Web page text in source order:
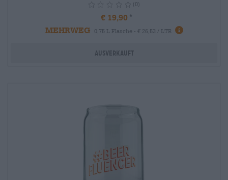
(0)
€ 19,90
MEHRWEG
0,75 L Flasche - € 26,53 / LTR info
Ausverkauft